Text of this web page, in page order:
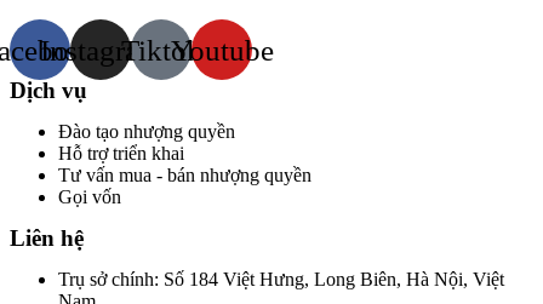
InstagramTiktokYoutube
Dịch vụ
Đào tạo nhượng quyền
Hỗ trợ triển khai
Tư vấn mua - bán nhượng quyền
Gọi vốn
Liên hệ
Trụ sở chính: Số 184 Việt Hưng, Long Biên, Hà Nội, Việt